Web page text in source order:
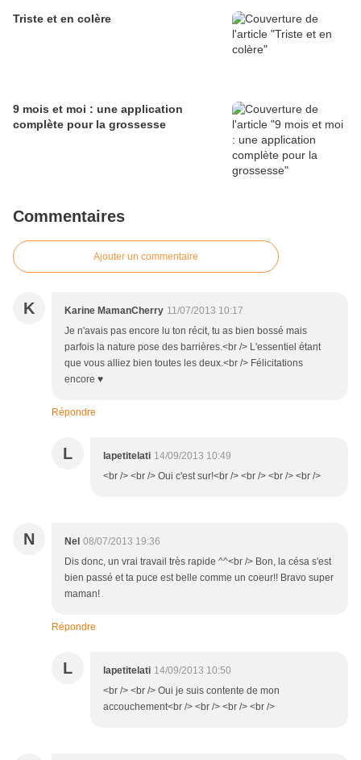
Triste et en colère
9 mois et moi : une application
complète pour la grossesse
Commentaires
Ajouter un commentaire
K Karine MamanCherry 11/07/2013 10:17
Je n'avais pas encore lu ton récit, tu as bien bossé mais
parfois la nature pose des barrières.<br /> L'essentiel étant
que vous alliez bien toutes les deux.<br /> Félicitations
encore ♥
Répondre
L lapetitelati 14/09/2013 10:49
<br /> <br /> Oui c'est sur!<br /> <br /> <br /> <br />
N Nel 08/07/2013 19:36
Dis donc, un vrai travail très rapide ^^<br /> Bon, la césa s'est
bien passé et ta puce est belle comme un coeur!! Bravo super
maman!
Répondre
L lapetitelati 14/09/2013 10:50
<br /> <br /> Oui je suis contente de mon
accouchement<br /> <br /> <br /> <br />